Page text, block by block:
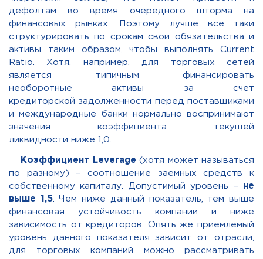
дефолтам во время очередного шторма на
финансовых рынках. Поэтому лучше все таки
структурировать по срокам свои обязательства и
активы таким образом, чтобы выполнять Current
Ratio
Хотя, например, для торговых сетей
является типичным финансировать
необоротные активы за счет
кредиторской задолженности перед поставщиками
и международные банки нормально воспринимают
значения коэффициента текущей
ликвидности ниже 1,0.
Коэффициент Leverage (хотя может называться
по разному) – соотношение заемных средств к
собственному капиталу. Допустимый уровень –
не
выше 1,5. Чем ниже данный показатель, тем выше
финансовая устойчивость компании и ниже
зависимость от кредиторов. Опять же приемлемый
уровень данного показателя зависит от отрасли,
для торговых компаний можно рассматривать